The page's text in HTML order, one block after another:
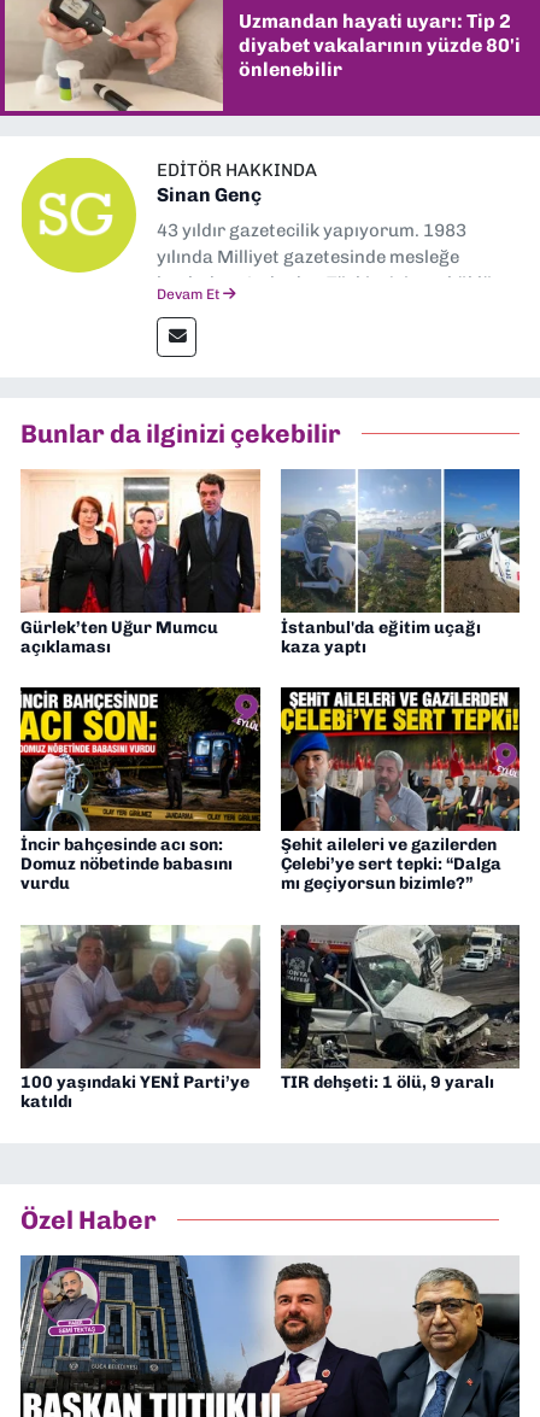
Uzmandan hayati uyarı: Tip 2
diyabet vakalarının yüzde 80'i
önlenebilir
EDITÖR HAKKINDA
Sinan Genç
43 yıldır gazetecilik yapıyorum. 1983
yılında Milliyet gazetesinde mesleğe
başladım. Ardından Türkiye’nin en köklü
muhabir, editör, müdür yardımcısı ve spor
müdürü olarak görev yaptım. Ayrıca Yeni
Gazetesi'nde editörlük yapıyorum
Devam Et
Bunlar da ilginizi çekebilir
Gürlek’ten Uğur Mumcu
açıklaması
İstanbul'da eğitim uçağı
kaza yaptı
İncir bahçesinde acı son:
Domuz nöbetinde babasını
vurdu
Şehit aileleri ve gazilerden
Çelebi’ye sert tepki: “Dalga
mı geçiyorsun bizimle?”
100 yaşındaki YENİ Parti’ye
katıldı
TIR dehşeti: 1 ölü, 9 yaralı
Özel Haber